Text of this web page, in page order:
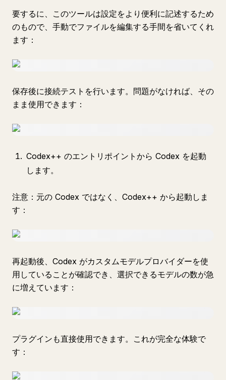
要するに、このツールは設定をより便利に記述するため
のもので、手動でファイルを編集する手間を省いてくれ
ます：
保存後に接続テストを行います。問題がなければ、その
まま使用できます：
Codex++ のエントリポイントから Codex を起動
します。
注意：元の Codex ではなく、Codex++ から起動しま
す：
再起動後、Codex がカスタムモデルプロバイダーを使
用していることが確認でき、選択できるモデルの数が急
に増えています：
プラグインも直接使用できます。これが完全な体験で
す：